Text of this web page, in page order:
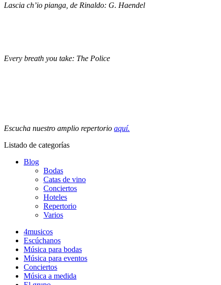
Lascia ch’io pianga, de Rinaldo: G. Haendel
Every breath you take: The Police
Escucha nuestro amplio repertorio aquí.
Listado de categorías
Blog
Bodas
Catas de vino
Conciertos
Hoteles
Repertorio
Varios
4musicos
Escúchanos
Música para bodas
Música para eventos
Conciertos
Música a medida